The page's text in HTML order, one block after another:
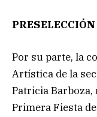
PRESELECCIÓN
Por su parte, la
Artística de la
Patricia Barboza,
Primera Fiesta